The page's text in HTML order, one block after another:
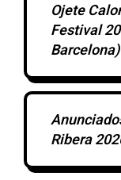
Ojete
Festival
Barcelona)
Ribera